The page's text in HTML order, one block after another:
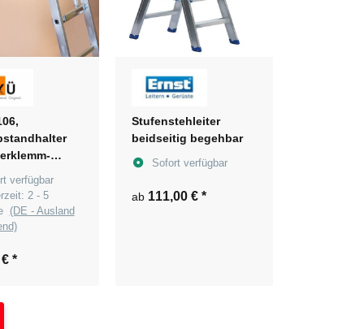
verfügbar
2 - 5
(DE - Ausland
*
Stufenstehleiter
beidseitig begehbar
Sofort verfügbar
ab 111,00 €*